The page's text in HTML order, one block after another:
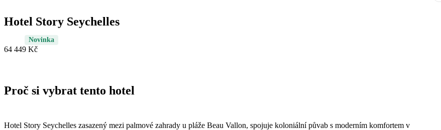
Hotel Story Seychelles
Novinka
64 449 Kč
Proč si vybrat tento hotel
Hotel Story Seychelles zasazený mezi palmové zahrady u pláže Beau Vallon, spojuje koloniální půvab s moderním komfortem v